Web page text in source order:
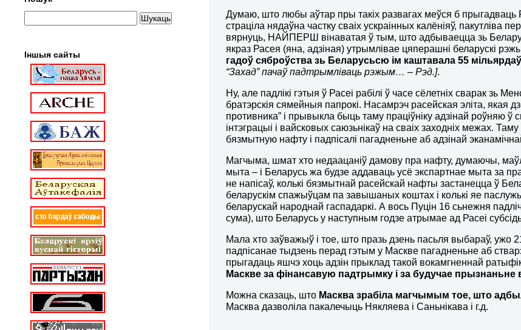
Думаю, што любы аўтар пры такіх развагах меўся б прыгадваць
страціла нядаўна частку сваіх ускраінных калёніяў, пакутліва
вярнуць, НАЙПЕРШ вінаватая ў тым, што адбываецца зь
якраз Расея (яна, адзіная) утрымлівае цяперашні беларускі
гадоў сяброўства зь Беларусьсю ім каштавала 55
“Захад” пачаў падтрымліваць рэжым… – Рэд.].
Ну, але падлікі гэтыя ў Расеі рабілі ў часе сёлетніх сварак зь
братэрскія сямейныя папрокі. Насамрэч расейская эліта, якая
противника” і прывыкла быць таму праціўніку адзінай роўняю
інтэграцыі і вайсковых саюзьнікаў на сваіх заходніх межах.
бязмытную нафту і падпісалі пагадненьне аб адзінай
Магчыма, шмат хто недаацаніў дамову пра нафту, думаючы,
мыта – і Беларусь жа будзе аддаваць усё экспартнае мыта за
не напісаў, колькі бязмытнай расейскай нафты застанецца ў
беларускім спажыўцам па завышаных коштах і колькі яе
беларускай народнай гаспадаркі. А вось Пуцін 16 сьнежня
сума), што Беларусь у наступным годзе атрымае ад Расеі
Мала хто заўважыў і тое, што празь дзень пасьля выбараў, ужо
падпісанае тыдзень перад гэтым у Маскве пагадненьне аб
прыгадаць яшчэ хоць адзін прыклад такой вокамгненнай
Маскве за фінансавую падтрымку і за будучае прызнаньне
Можна сказаць, што Масква зрабіла магчымым тое, што
Масква дазволіла пакалечыць Някляева і Саньнікава і г.д.
Іншыя сайты